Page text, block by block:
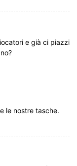
e già ci piazzi
le nostre tasche.